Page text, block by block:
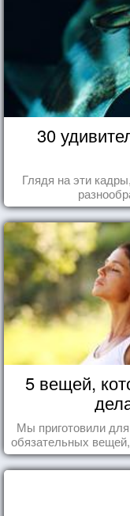
30
Глядя на эти
5 вещей,
Мы приготовили
обязательных